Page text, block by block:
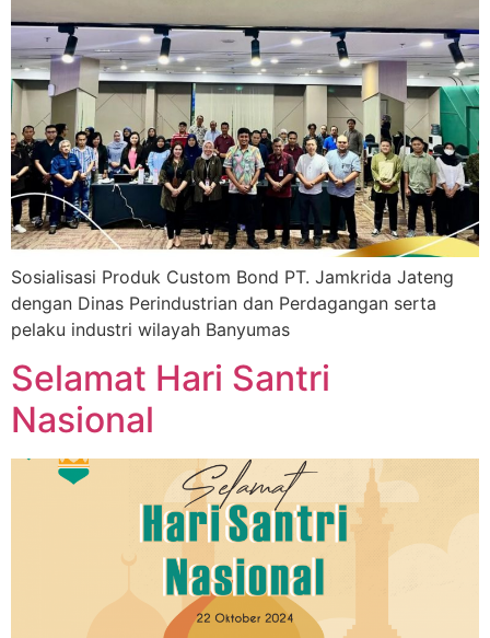
Sosialisasi Produk Custom Bond PT. Jamkrida Jateng
dengan Dinas Perindustrian dan Perdagangan serta
pelaku industri wilayah Banyumas
Selamat Hari Santri
Nasional